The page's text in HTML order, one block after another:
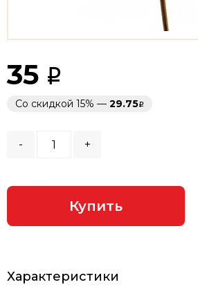
35
Со скидкой 15% — 29.75
- +
Купить
Характеристики